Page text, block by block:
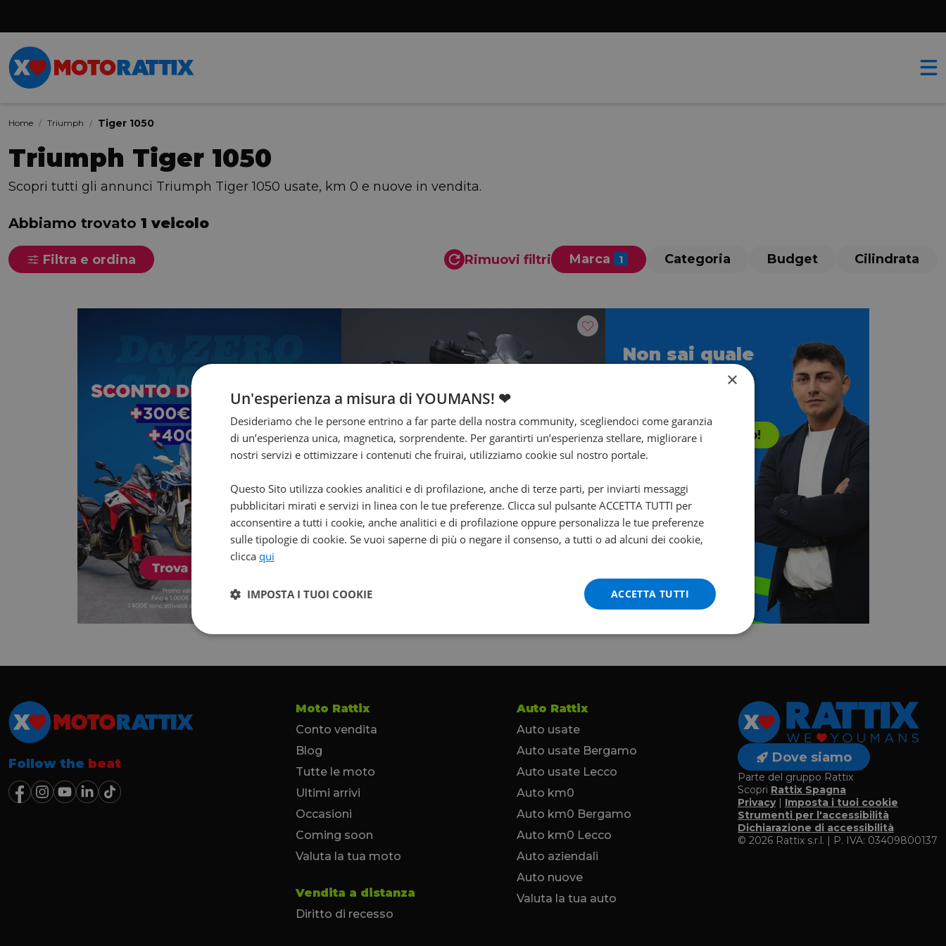
Home Triumph Tiger 1050
Triumph Tiger 1050
Scopri tutti gli annunci Triumph Tiger 1050 usate, km 0 e nuove in vendita.
Abbiamo trovato 1 veicolo
Filtra e ordina Rimuovi filtri Marca Categoria Budget Cilindrata
Promo
TRIUMPH Tiger 1050 Sport
Abs
5.800 /mese
Non sai quale
Contattalo subito!
Follow the beat
Moto Rattix
Conto vendita
Blog
Tutte le moto
Ultimi arrivi
Occasioni
Coming soon
Valuta la tua moto
Vendita a distanza
Diritto di recesso
Auto Rattix
Auto usate
Auto usate Bergamo
Auto usate Lecco
Auto km0
Auto km0 Bergamo
Auto km0 Lecco
Auto aziendali
Auto nuove
Valuta la tua auto
Dove siamo
Parte del gruppo Rattix
Scopri Rattix Spagna
Privacy| Imposta i tuoi cookie
Strumenti per l'accessibilità
Dichiarazione di accessibilità
© 2026 Rattix s.r.l. | P. IVA: 03409800137
×
Un'esperienza a misura di YOUMANS! ❤
Desideriamo che le persone entrino a far parte della nostra community, scegliendoci come garanzia
di un’esperienza unica, magnetica, sorprendente. Per garantirti un’esperienza stellare, migliorare i
nostri servizi e ottimizzare i contenuti che fruirai, utilizziamo cookie sul nostro portale.
Questo Sito utilizza cookies analitici e di profilazione, anche di terze parti, per inviarti messaggi
pubblicitari mirati e servizi in linea con le tue preferenze. Clicca sul pulsante ACCETTA TUTTI per
acconsentire a tutti i cookie, anche analitici e di profilazione oppure personalizza le tue preferenze
sulle tipologie di cookie. Se vuoi saperne di più o negare il consenso, a tutti o ad alcuni dei cookie,
clicca qui
ACCETTA TUTTI
IMPOSTA I TUOI COOKIE